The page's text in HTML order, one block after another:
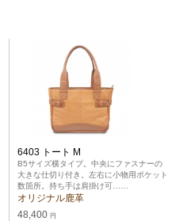
6403 トート M
B5サイズ横タイプ。中央にファスナーの
大きな仕切り付き。左右に小物用ポケット
数箇所。持ち手は肩掛け可……
オリジナル鹿革
48,400 円